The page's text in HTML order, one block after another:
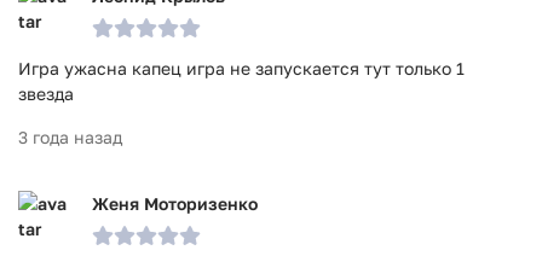
Игра ужасна капец игра не запускается тут только 1
звезда
3 года назад
Женя Моторизенко